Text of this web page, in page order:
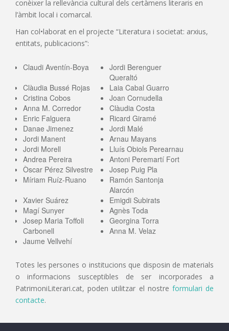
conèixer la rellevància cultural dels certàmens literaris en
l’àmbit local i comarcal.
Han col•laborat en el projecte “Literatura i societat: arxius,
entitats, publicacions”:
Claudi Aventín-Boya
Jordi Berenguer
Queraltó
Clàudia Bussé Rojas
Laia Cabal Guarro
Cristina Cobos
Joan Cornudella
Anna M. Corredor
Clàudia Costa
Enric Falguera
Ricard Giramé
Danae Jimenez
Jordi Malé
Jordi Manent
Arnau Mayans
Jordi Morell
Lluís Obiols Perearnau
Andrea Pereira
Antoni Peremartí Fort
Òscar Pérez Silvestre
Josep Puig Pla
Míriam Ruíz-Ruano
Ramón Santonja
Alarcón
Xavier Suárez
Emigdi Subirats
Magí Sunyer
Agnès Toda
Josep Maria Toffoli
Carbonell
Georgina Torra
Anna M. Velaz
Jaume Vellvehí
Totes les persones o institucions que disposin de materials
o informacions susceptibles de ser incorporades a
PatrimoniLiterari.cat, poden utilitzar el nostre formulari de
contacte.